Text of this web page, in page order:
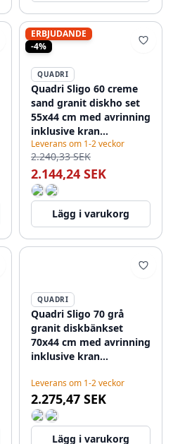
ERBJUDANDE
-4%
QUADRI
Quadri Sligo 60 creme
sand granit diskho set
55x44 cm med avrinning
inklusive kran
1208967201
Leverans om 1-2 veckor
2.240,33 SEK
2.144,24 SEK
Lägg i varukorg
QUADRI
Quadri Sligo 70 grå
granit diskbänkset
70x44 cm med avrinning
inklusive kran
Leverans om 1-2 veckor
2.275,47 SEK
Lägg i varukorg